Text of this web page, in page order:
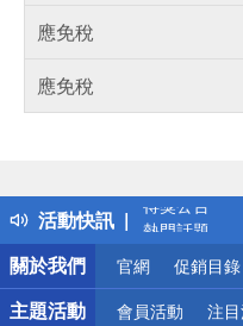
應免稅
應免稅
活動快訊
得獎公告
熱門話題
銀行優惠
偏遠地區配送
詐騙網頁！
關於我們
官網 促銷目錄
主題活動 會員活動 注